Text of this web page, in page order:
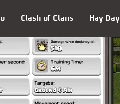
Clash of Clans Hay Day